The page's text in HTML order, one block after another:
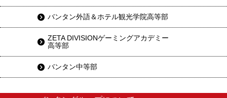
バンタン外語＆ホテル観光学院高等部
ZETA DIVISIONゲーミングアカデミー
高等部
バンタン中等部